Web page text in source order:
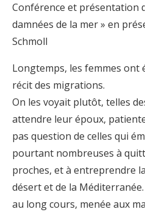
Conférence et présentation
damnées de la mer » en
Schmoll
Longtemps, les femmes ont
récit des migrations.
On les voyait plutôt, telles
attendre leur époux,
pas question de celles qui
pourtant nombreuses à
proches, et à entreprendre
désert et de la
au long cours, menée aux